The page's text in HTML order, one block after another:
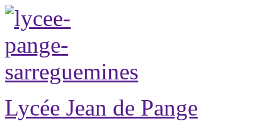
Lycée Jean de Pange